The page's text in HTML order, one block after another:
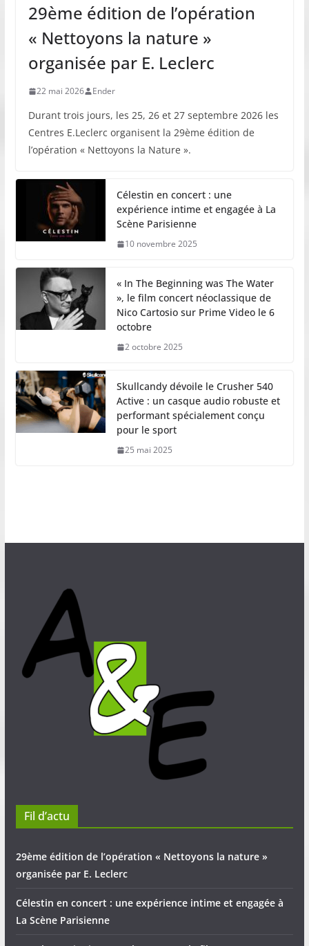
29ème édition de l’opération
« Nettoyons la nature »
organisée par E. Leclerc
22 mai 2026 Ender
Durant trois jours, les 25, 26 et 27 septembre 2026 les
Centres E.Leclerc organisent la 29ème édition de
l’opération « Nettoyons la Nature ».
Célestin en concert : une
expérience intime et engagée à La
Scène Parisienne
10 novembre 2025
« In The Beginning was The Water
», le film concert néoclassique de
Nico Cartosio sur Prime Video le 6
octobre
2 octobre 2025
Skullcandy dévoile le Crusher 540
Active : un casque audio robuste et
performant spécialement conçu
pour le sport
25 mai 2025
Fil d’actu
29ème édition de l’opération « Nettoyons la nature »
organisée par E. Leclerc
Célestin en concert : une expérience intime et engagée à
La Scène Parisienne